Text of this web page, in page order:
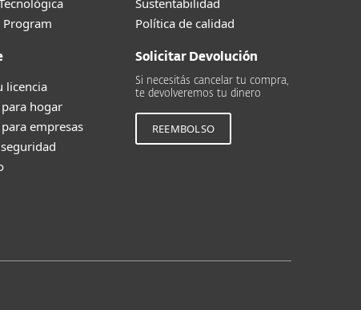
licencia
hogar
empresas
Sustentabilidad
Política de calidad
Solicitar Devolución
Si necesitás cancelar tu compra,
te devolveremos tu dinero
REEMBOLSO